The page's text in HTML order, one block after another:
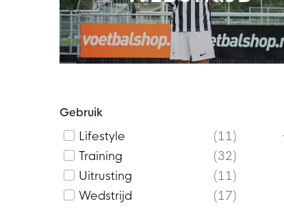
Gebruik
Lifestyle
11
Training
32
Uitrusting
11
Wedstrijd
17